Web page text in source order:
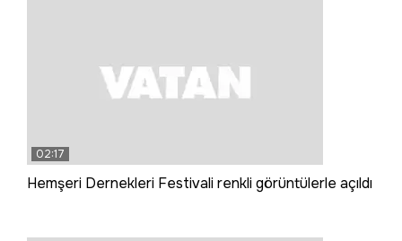
02:17
Hemşeri Dernekleri Festivali renkli görüntülerle açıldı